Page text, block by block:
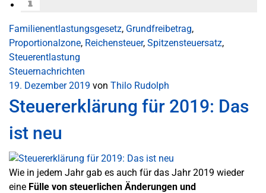
Familienentlastungsgesetz, Grundfreibetrag,
Proportionalzone, Reichensteuer, Spitzensteuersatz,
Steuerentlastung
Steuernachrichten
19. Dezember 2019 von Thilo Rudolph
Steuererklärung für 2019: Das
ist neu
Wie in jedem Jahr gab es auch für das Jahr 2019 wieder
eine Fülle von steuerlichen Änderungen und